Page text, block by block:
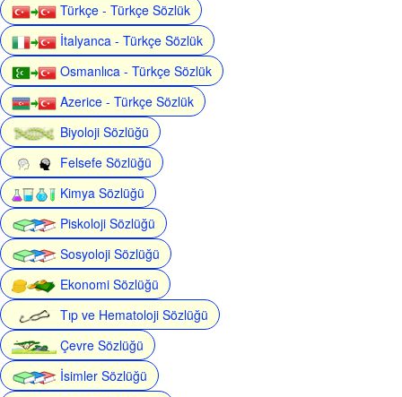
Türkçe - Türkçe Sözlük
İtalyanca - Türkçe Sözlük
Osmanlıca - Türkçe Sözlük
Azerice - Türkçe Sözlük
Biyoloji Sözlüğü
Felsefe Sözlüğü
Kimya Sözlüğü
Piskoloji Sözlüğü
Sosyoloji Sözlüğü
Ekonomi Sözlüğü
Tıp ve Hematoloji Sözlüğü
Çevre Sözlüğü
İsimler Sözlüğü